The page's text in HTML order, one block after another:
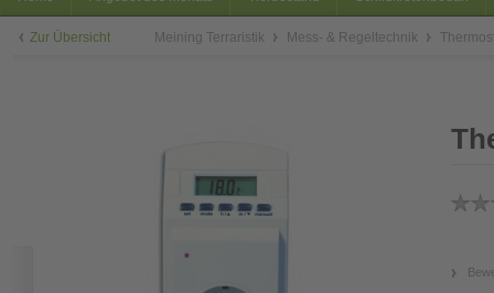
Zur Übersicht Meining Terraristik Mess- & Regeltechnik